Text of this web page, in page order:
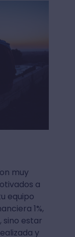
muy
a
equipo
1%,
sino estar
y